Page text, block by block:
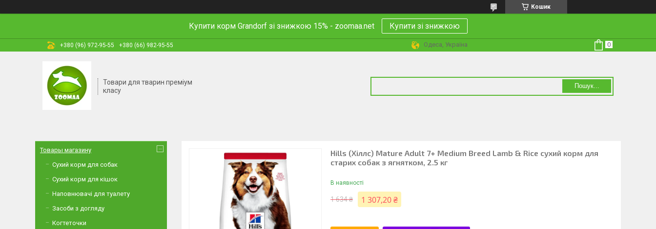
Кошик
Купити корм Grandorf зі знижкою 15% - zoomaa.net Купити зі знижкою
+380 (96) 972-95-55 +380 (66) 982-95-55 Одеса, Україна
Товари для тварин преміум
класу
Пошук...
Hills (Хіллс) Mature Adult 7+ Medium Breed Lamb & Rice сухий корм для
старих собак з ягнятком, 2.5 кг
В наявності
1 634 ₴ 1 307,20 ₴
Товары магазину
Сухий корм для собак
Сухий корм для кішок
Наповнювачі для туалету
Засоби з догляду
Когтеточки